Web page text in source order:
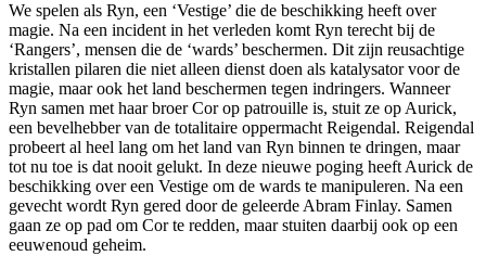
We spelen als Ryn, een ‘Vestige’ die de beschikking heeft over
magie. Na een incident in het verleden komt Ryn terecht bij de
‘Rangers’, mensen die de ‘wards’ beschermen. Dit zijn reusachtige
kristallen pilaren die niet alleen dienst doen als katalysator voor de
magie, maar ook het land beschermen tegen indringers. Wanneer
Ryn samen met haar broer Cor op patrouille is, stuit ze op Aurick,
een bevelhebber van de totalitaire oppermacht Reigendal. Reigendal
probeert al heel lang om het land van Ryn binnen te dringen, maar
tot nu toe is dat nooit gelukt. In deze nieuwe poging heeft Aurick de
beschikking over een Vestige om de wards te manipuleren. Na een
gevecht wordt Ryn gered door de geleerde Abram Finlay. Samen
gaan ze op pad om Cor te redden, maar stuiten daarbij ook op een
eeuwenoud geheim.